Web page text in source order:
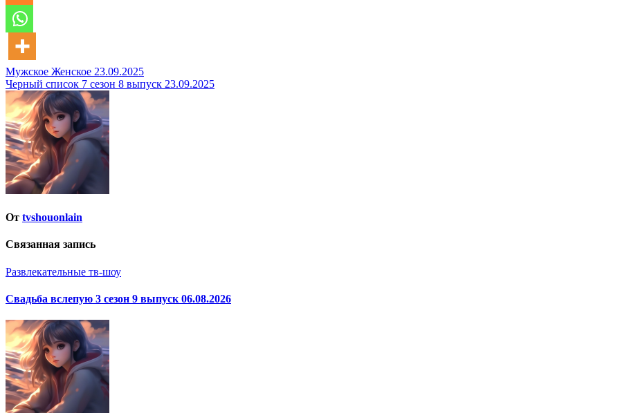
Навигация
по
записям
Мужское Женское 23.09.2025
Черный список 7 сезон 8 выпуск 23.09.2025
От tvshouonlain
Связанная запись
Развлекательные тв-шоу
Свадьба вслепую 3 сезон 9 выпуск 06.08.2026